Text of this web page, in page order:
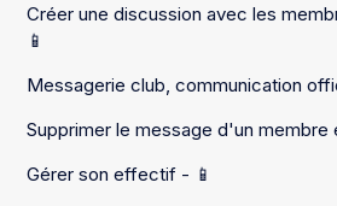
Créer une discussion avec les
📱
Messagerie club, communication
Supprimer le message d'un membre
Gérer son effectif - 📱